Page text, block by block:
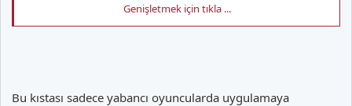
Genişletmek için tıkla ...
Bu kıstası sadece yabancı oyuncularda uygulamaya